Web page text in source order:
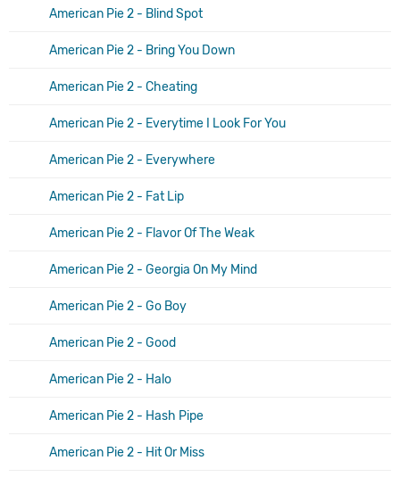
American Pie 2 - Blind Spot
American Pie 2 - Bring You Down
American Pie 2 - Cheating
American Pie 2 - Everytime I Look For You
American Pie 2 - Everywhere
American Pie 2 - Fat Lip
American Pie 2 - Flavor Of The Weak
American Pie 2 - Georgia On My Mind
American Pie 2 - Go Boy
American Pie 2 - Good
American Pie 2 - Halo
American Pie 2 - Hash Pipe
American Pie 2 - Hit Or Miss